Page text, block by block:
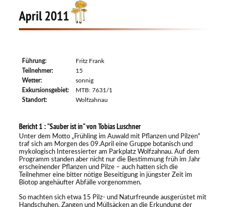
April 2011
Führung:
Fritz Frank
Teilnehmer:
15
Wetter:
sonnig
Exkursionsgebiet:
MTB: 7631/1
Standort:
Wolfzahnau
Bericht 1 : "Sauber ist in" von Tobias Luschner
Unter dem Motto „Frühling im Auwald mit Pflanzen und Pilzen“
traf sich am Morgen des 09.April eine Gruppe botanisch und
mykologisch Interessierter am Parkplatz Wolfzahnau. Auf dem
Programm standen aber nicht nur die Bestimmung früh im Jahr
erscheinender Pflanzen und Pilze – auch hatten sich die
Teilnehmer eine bitter nötige Beseitigung in jüngster Zeit im
Biotop angehäufter Abfälle vorgenommen.
So machten sich etwa 15 Pilz- und Naturfreunde ausgerüstet mit
Handschuhen, Zangen und Müllsäcken an die Erkundung der